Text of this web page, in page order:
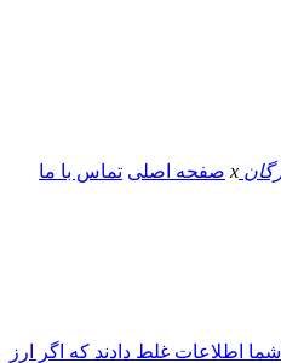
x صفحه اصلی تماس با ما
اطلاعات غلط دادند که اگر ارز